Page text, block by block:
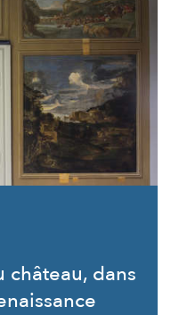
château, dans